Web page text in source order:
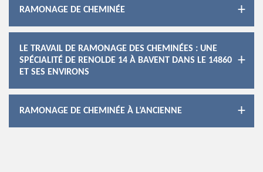
RAMONAGE DE CHEMINÉE
LE TRAVAIL DE RAMONAGE DES CHEMINÉES : UNE
SPÉCIALITÉ DE RENOLDE 14 À BAVENT DANS LE 14860
ET SES ENVIRONS
RAMONAGE DE CHEMINÉE À L’ANCIENNE